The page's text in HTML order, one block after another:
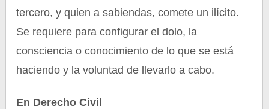
tercero, y quien a sabiendas, comete un ilícito.
Se requiere para configurar el dolo, la
consciencia o conocimiento de lo que se está
haciendo y la voluntad de llevarlo a cabo.
En Derecho Civil